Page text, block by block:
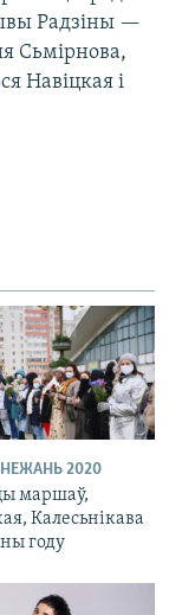
Радзіны —
Сьмірнова,
Навіцкая і
2020
маршаў,
Калесьнікава
году